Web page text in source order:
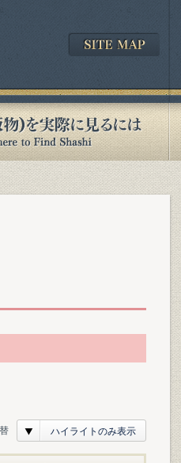
ハイライトのみ表示